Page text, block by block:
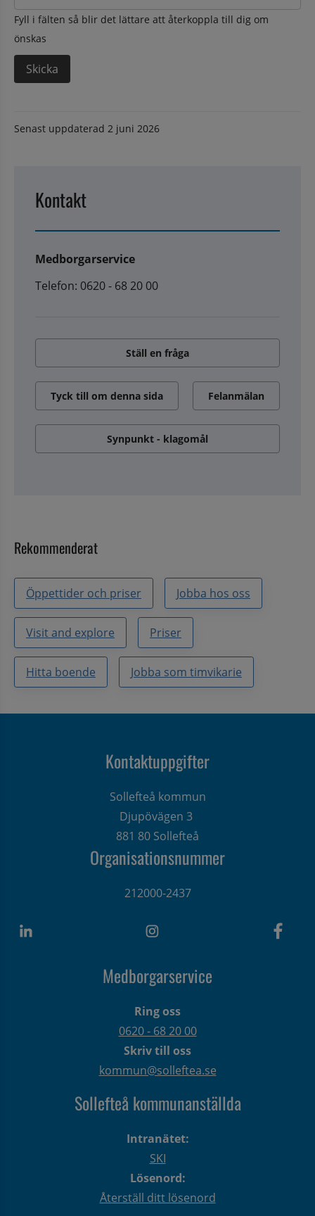
Fyll i fälten så blir det lättare att återkoppla till dig om
önskas
Senast uppdaterad 2 juni 2026
Kontakt
Medborgarservice
Telefon: 0620 - 68 20 00
Ställ en fråga
Tyck till om denna sida Felanmälan
Synpunkt - klagomål
Rekommenderat
Öppettider och priser Jobba hos oss
Visit and explore Priser
Hitta boende Jobba som timvikarie
Kontaktuppgifter
Sollefteå kommun
Djupövägen 3
881 80 Sollefteå
Organisationsnummer
212000-2437
Medborgarservice
Ring oss
0620 - 68 20 00
Skriv till oss
kommun@solleftea.se
Sollefteå kommunanställda
Intranätet:
SKI
Lösenord:
Återställ ditt lösenord